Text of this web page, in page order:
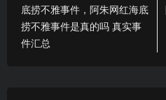
底捞不雅事件，阿朱网红海底
捞不雅事件是真的吗 真实事
件汇总